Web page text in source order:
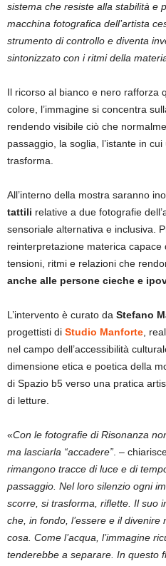
sistema che resiste alla stabilità e
macchina fotografica dell’artista
strumento di controllo e diventa
sintonizzato con i ritmi della
Il ricorso al bianco e nero rafforza
colore, l’immagine si concentra
rendendo visibile ciò che
passaggio, la soglia, l’istante in
trasforma.
All’interno della mostra saranno
tattili relative a due fotografie
sensoriale alternativa e inclusiva.
reinterpretazione materica
tensioni, ritmi e relazioni che
anche alle persone cieche e
L’intervento è curato da Stefano
progettisti di Studio Manforte,
nel campo dell’accessibilità
dimensione etica e poetica della
di Spazio b5 verso una pratica
di letture.
«Con le fotografie di Risonanza
ma lasciarla “accadere”. –
rimangono tracce di luce e di
passaggio. Nel loro silenzio ogni
scorre, si trasforma, riflette. Il suo
che, in fondo, l’essere e il divenire
cosa. Come l’acqua, l’immagine
tenderebbe a separare. In questo